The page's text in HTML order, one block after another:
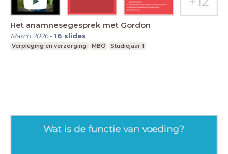
Het anamnesegesprek met Gordon
March 2026- 16 slides
Verpleging en verzorging MBO Studiejaar 1